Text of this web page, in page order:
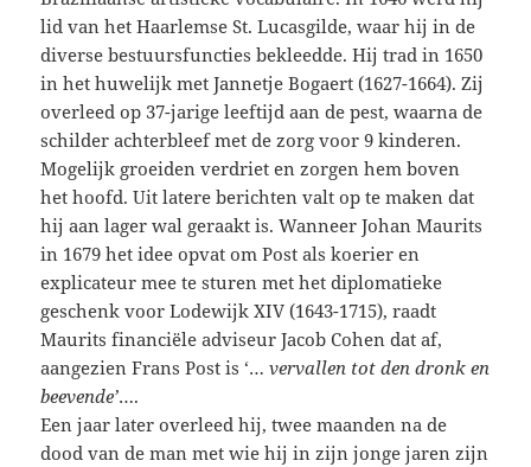
lid van het Haarlemse St. Lucasgilde, waar hij in de
diverse bestuursfuncties bekleedde. Hij trad in 1650
in het huwelijk met Jannetje Bogaert (1627-1664). Zij
overleed op 37-jarige leeftijd aan de pest, waarna de
schilder achterbleef met de zorg voor 9 kinderen.
Mogelijk groeiden verdriet en zorgen hem boven
het hoofd. Uit latere berichten valt op te maken dat
hij aan lager wal geraakt is. Wanneer Johan Maurits
in 1679 het idee opvat om Post als koerier en
explicateur mee te sturen met het diplomatieke
geschenk voor Lodewijk XIV (1643-1715), raadt
Maurits financiële adviseur Jacob Cohen dat af,
aangezien Frans Post is ‘…vervallen tot den dronk en
beevende’….
Een jaar later overleed hij, twee maanden na de
dood van de man met wie hij in zijn jonge jaren zijn